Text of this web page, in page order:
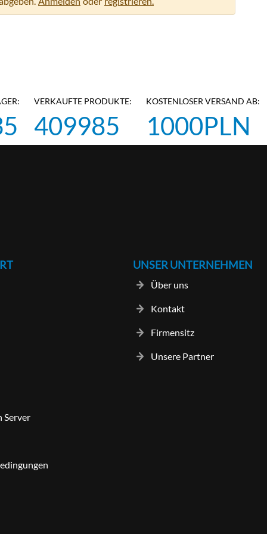
VERKAUFTE PRODUKTE:
409985
KOSTENLOSER VERSAND AB:
1000PLN
UNSER UNTERNEHMEN
Über uns
Kontakt
Firmensitz
Unsere Partner
Server